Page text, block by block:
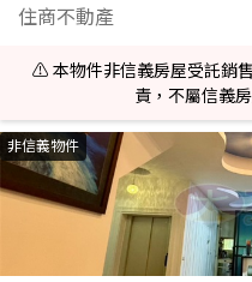
住商不動產
⚠️ 本物件非信義房屋受託銷
責，不屬信義
非信義物件